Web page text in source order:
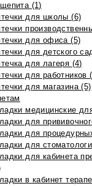
(1)
для школы (6)
для офиса (5)
для детского
для лагеря (4)
для работников
для магазина (5)
медицинские
для
для
для
для кабинета
в кабинет